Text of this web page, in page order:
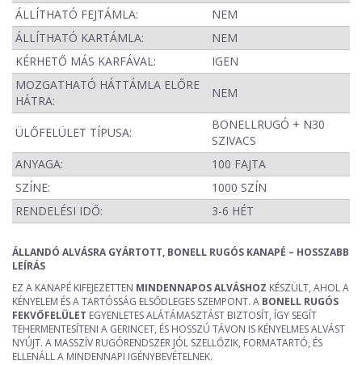
ÁLLÍTHATÓ FEJTÁMLA:
NEM
ÁLLÍTHATÓ KARTÁMLA:
NEM
KÉRHETŐ MÁS KARFÁVAL:
IGEN
MOZGATHATÓ HÁTTÁMLA ELŐRE
HÁTRA:
NEM
ÜLŐFELÜLET TÍPUSA:
BONELLRUGÓ + N30
SZIVACS
ANYAGA:
100 FAJTA
SZÍNE:
1000 SZÍN
RENDELÉSI IDŐ:
3-6 HÉT
ÁLLANDÓ ALVÁSRA GYÁRTOTT, BONELL RUGÓS KANAPÉ – HOSSZABB
LEÍRÁS
EZ A KANAPÉ KIFEJEZETTEN MINDENNAPOS ALVÁSHOZ KÉSZÜLT, AHOL A
KÉNYELEM ÉS A TARTÓSSÁG ELSŐDLEGES SZEMPONT. A BONELL RUGÓS
FEKVŐFELÜLET EGYENLETES ALÁTÁMASZTÁST BIZTOSÍT, ÍGY SEGÍT
TEHERMENTESÍTENI A GERINCET, ÉS HOSSZÚ TÁVON IS KÉNYELMES ALVÁST
NYÚJT. A MASSZÍV RUGÓRENDSZER JÓL SZELLŐZIK, FORMATARTÓ, ÉS
ELLENÁLL A MINDENNAPI IGÉNYBEVÉTELNEK.